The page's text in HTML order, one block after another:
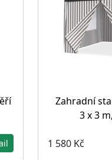
Zahradní
3 x 3
1 580 Kč